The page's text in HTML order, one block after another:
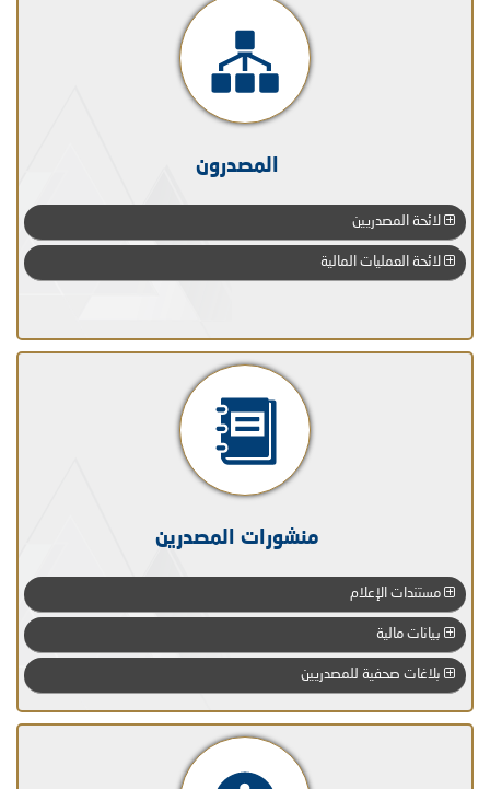
المصدرون
لائحة المصدريين
لائحة العمليات المالية
منشورات المصدرين
مستندات الإعلام
بيانات مالية
بلاغات صحفية للمصدريين